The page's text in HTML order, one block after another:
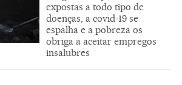
expostas a todo tipo de
doenças, a covid-19 se
espalha e a pobreza os
obriga a aceitar empregos
insalubres